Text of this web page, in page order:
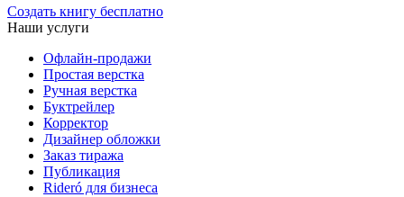
Создать книгу бесплатно
Наши услуги
Офлайн-продажи
Простая верстка
Ручная верстка
Буктрейлер
Корректор
Дизайнер обложки
Заказ тиража
Публикация
Rideró для бизнеса